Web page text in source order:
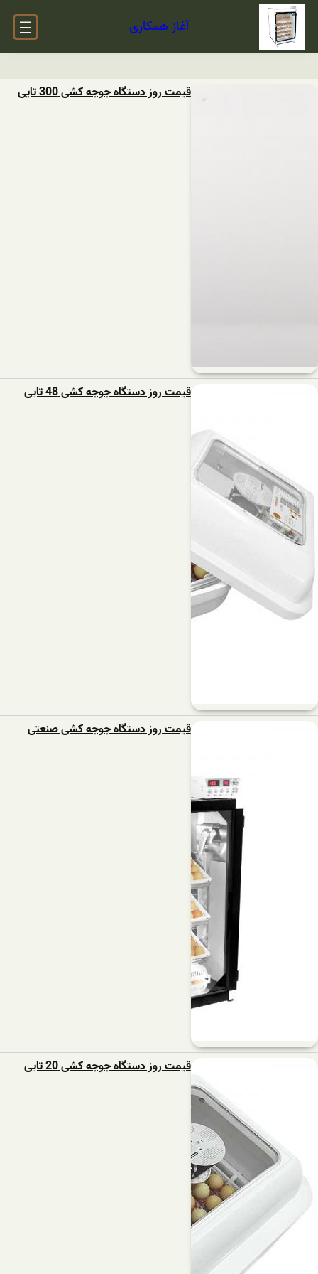
آغاز همکاری
قیمت روز دستگاه جوجه کشی 300 تایی
قیمت روز دستگاه جوجه کشی 48 تایی
قیمت روز دستگاه جوجه کشی صنعتی
قیمت روز دستگاه جوجه کشی 20 تایی